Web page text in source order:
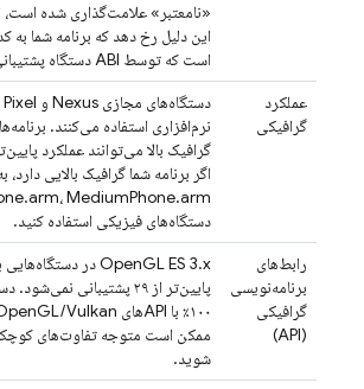
«نامعتبر» علامت‌گذاری شده
این دلیل رخ دهد که برنامه شما به
است که توسط ABI دستگاه پشتیبانی نمی‌شود.
عملکرد
گرافیکی
نرم‌افزاری استفاده می‌کنند.
گرافیک بالا می‌توانند عملکرد
اگر برنامه شما گرافیک بالایی دارد،
دستگاه‌های فیزیکی استفاده کنید.
رابط‌های
برنامه‌نویسی
گرافیکی
(API)
پایین‌تر از ۲۹ پشتیبانی
ممکن است متوجه تفاوت‌های
شوید.